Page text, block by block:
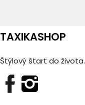
TAXIKASHOP
Štýlový štart do života.